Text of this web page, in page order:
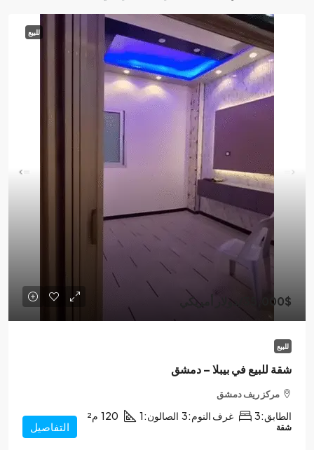
للبيع
35,000$ /دولار أمريكي
للبيع
شقة للبيع في بيبلا – دمشق
مركز ريف دمشق
الطابق:3 غرف النوم:3 الصالون:1
120 م²
شقة التفاصيل